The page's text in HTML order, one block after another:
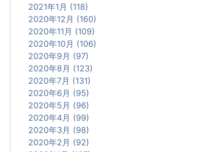
2021年1月 (118)
2020年12月 (160)
2020年11月 (109)
2020年10月 (106)
2020年9月 (97)
2020年8月 (123)
2020年7月 (131)
2020年6月 (95)
2020年5月 (96)
2020年4月 (99)
2020年3月 (98)
2020年2月 (92)